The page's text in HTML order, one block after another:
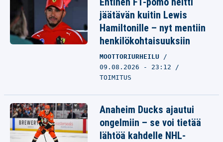
jäätävän kuitin Lewis
Hamiltonille – nyt mentiin
henkilökohtaisuuksiin
MOOTTORIURHEILU
09.08.2026 - 23:12
TOIMITUS
Anaheim Ducks ajautui
ongelmiin – se voi tietää
lähtöä kahdelle NHL-